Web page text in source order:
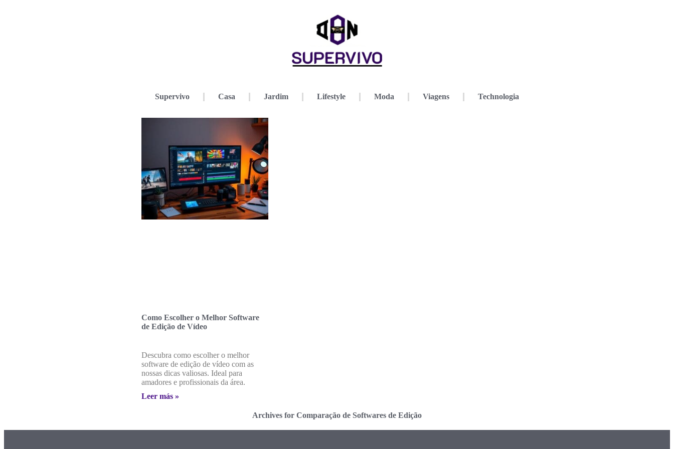
Supervivo Casa Jardim Lifestyle Moda Viagens Technologia
Como Escolher o Melhor Software
de Edição de Vídeo
Descubra como escolher o melhor
software de edição de vídeo com as
nossas dicas valiosas. Ideal para
amadores e profissionais da área.
Leer más »
Archives for Comparação de Softwares de Edição